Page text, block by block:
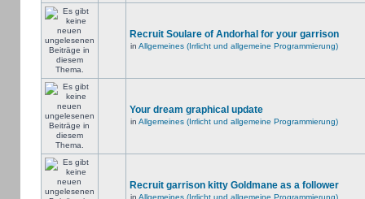
Recruit Soulare of Andorhal for your garrison
in Allgemeines (Irrlicht und allgemeine Programmierung)
Your dream graphical update
in Allgemeines (Irrlicht und allgemeine Programmierung)
Recruit garrison kitty Goldmane as a follower
in Allgemeines (Irrlicht und allgemeine Programmierung)